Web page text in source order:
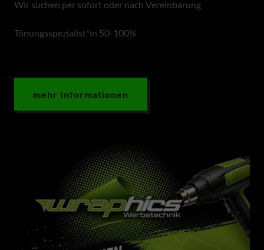
Wir suchen per sofort oder nach Vereinbarung
Tönungsspezialist*in 50-100%
mehr Informationen